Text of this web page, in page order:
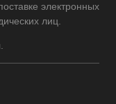
электронных
лиц.